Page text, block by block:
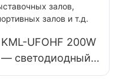
промышленных
предприятий,
складов и других
помещений.
KML-UFOHF 200W
— светодиодный
светильник для